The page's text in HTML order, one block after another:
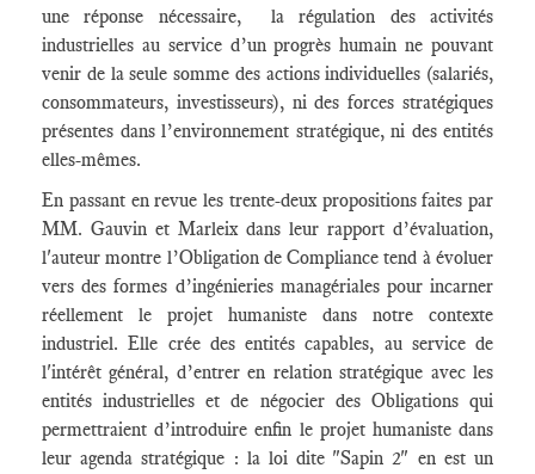
une réponse nécessaire, la régulation des activités
industrielles au service d’un progrès humain ne pouvant
venir de la seule somme des actions individuelles (salariés,
consommateurs, investisseurs), ni des forces stratégiques
présentes dans l’environnement stratégique, ni des entités
elles-mêmes.
En passant en revue les trente-deux propositions faites par
MM. Gauvin et Marleix dans leur rapport d’évaluation,
l'auteur montre l’Obligation de Compliance tend à évoluer
vers des formes d’ingénieries managériales pour incarner
réellement le projet humaniste dans notre contexte
industriel. Elle crée des entités capables, au service de
l'intérêt général, d’entrer en relation stratégique avec les
entités industrielles et de négocier des Obligations qui
permettraient d’introduire enfin le projet humaniste dans
leur agenda stratégique : la loi dite "Sapin 2" en est un